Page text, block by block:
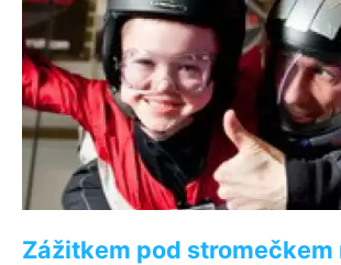
Zážitkem pod stromečkem